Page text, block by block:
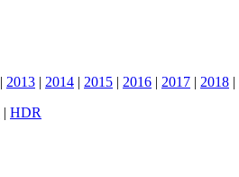
| 2013 | 2014 | 2015 | 2016 | 2017 | 2018 |
| HDR